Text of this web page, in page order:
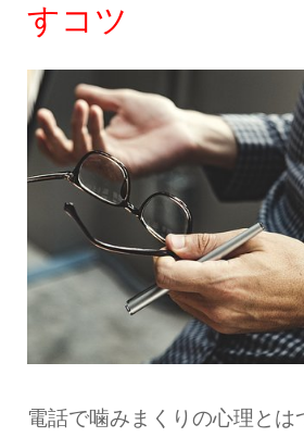
すコツ
電話で噛みまくりの心理とは